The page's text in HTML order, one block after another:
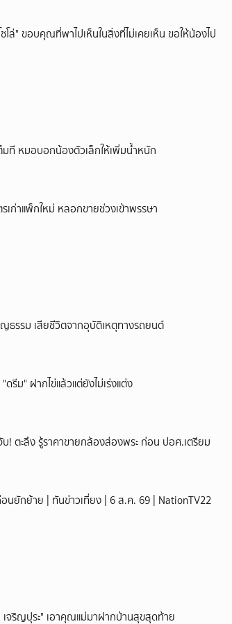
ล่" ขอบคุณที่พาไปเห็นในสิ่งที่ไม่เคยเห็น ขอให้น้องไป
ที หมอบอกน้องตัวเล็กให้เพิ่มน้ำหนัก
ก่าแพ็กใหม่ หลอกขายช่วงเข้าพรรษา
ธรรม เสียชีวิตจากอุบัติเหตุทางรถยนต์
รีม" ฝากไข่แล้วแต่ยังไม่เร่งแต่ง
! ตะลึง รู้ราคาขายกล้องส่องพระ ก่อน ปอศ.เตรียม
นยักย้าย | ทันข่าวเที่ยง | 6 ส.ค. 69 | NationTV22
ริญปุระ" เอาคุณแม่มาฝากบ้านสุขสุดท้าย